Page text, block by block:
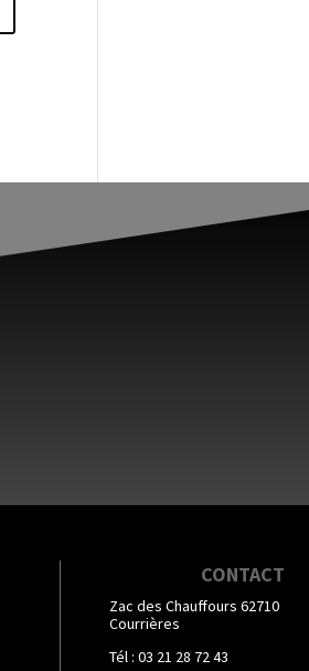
CONTACT
Zac des Chauffours 62710
Courrières
Tél : 03 21 28 72 43